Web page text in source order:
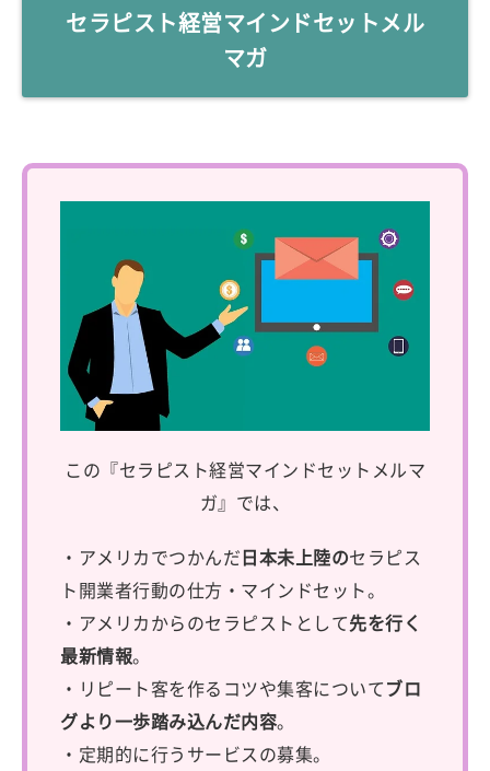
セラピスト経営マインドセットメル
マガ
この『セラピスト経営マインドセットメルマ
ガ』では、
・アメリカでつかんだ日本未上陸のセラピス
ト開業者行動の仕方・マインドセット。
・アメリカからのセラピストとして先を行く
最新情報。
・リピート客を作るコツや集客についてブロ
グより一歩踏み込んだ内容。
・定期的に行うサービスの募集。